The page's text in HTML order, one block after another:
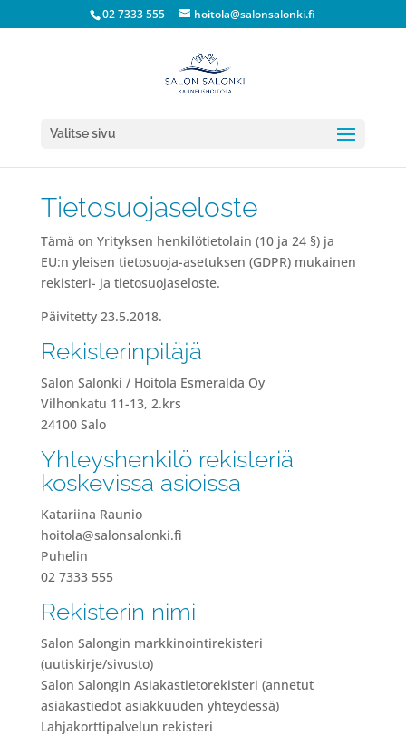
02 7333 555 hoitola@salonsalonki.fi
Valitse sivu
Tietosuojaseloste
Tämä on Yrityksen henkilötietolain (10 ja 24 §) ja
EU:n yleisen tietosuoja-asetuksen (GDPR) mukainen
rekisteri- ja tietosuojaseloste.
Päivitetty 23.5.2018.
Rekisterinpitäjä
Salon Salonki / Hoitola Esmeralda Oy
Vilhonkatu 11-13, 2.krs
24100 Salo
Yhteyshenkilö rekisteriä
koskevissa asioissa
Katariina Raunio
hoitola@salonsalonki.fi
Puhelin
02 7333 555
Rekisterin nimi
Salon Salongin markkinointirekisteri
(uutiskirje/sivusto)
Salon Salongin Asiakastietorekisteri (annetut
asiakastiedot asiakkuuden yhteydessä)
Lahjakorttipalvelun rekisteri